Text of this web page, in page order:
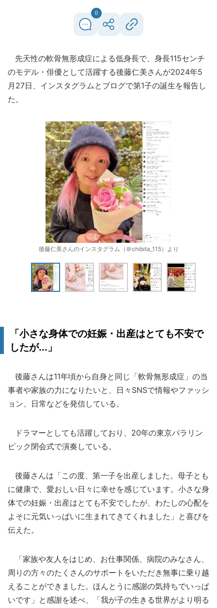
0
先天性の軟骨無形成症による低身長で、身長115センチ
のモデル・俳優として活躍する後藤仁美さんが2024年5
月27日、インスタグラムとブログで第1子の誕生を報告し
た。
後藤仁美さんのインスタグラム（＠chibita_115）より
「小さな身体での妊娠・出産はとても不安で
したが...」
後藤さんは11年頃から自身と同じ「軟骨無形成症」の当
事者や家族の力になりたいと、日々SNSで情報やファッシ
ョン、日常などを発信している。
ドラマーとしても活躍しており、20年の東京パラリン
ピック閉会式で演奏している。
後藤さんは「この度、第一子を出産しました。母子とも
に健康で、愛おしい日々に幸せを感じています。小さな身
体での妊娠・出産はとても不安でしたが、わたしの心配を
よそに元気いっぱいに生まれてきてくれました」と喜びを
伝えた。
「家族や友人をはじめ、お仕事関係、病院のみなさん、
周りの方々のたくさんのサポートをいただき無事に乗り越
えることができました。ほんとうに感謝の気持ちでいっぱ
いです」と感謝を述べ、「我が子の生きる世界がより明る